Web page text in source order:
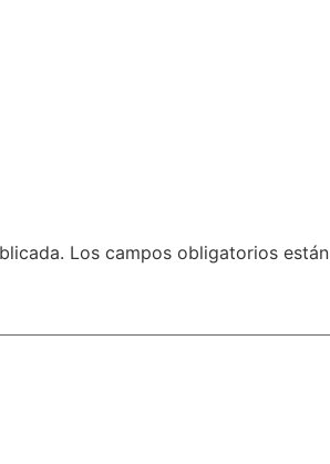
Los campos obligatorios están